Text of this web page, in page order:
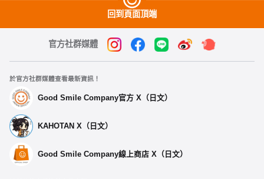
回到頁面頂端
官方社群媒體
於官方社群媒體查看最新資訊！
Good Smile Company官方 X（日文）
KAHOTAN X（日文）
Good Smile Company線上商店 X（日文）